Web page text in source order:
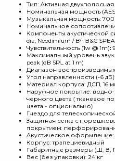
Тип: Активная двухполосная
Номинальная мощность
Музыкальная мощность: 700
Номинальное
Компоненты акустической
dia, Neodimium / BЧ B&C
Чувствительность (1w @ 1m):
Максимальный уровень
peak (dB SPL at 1 m)
Диапазон воспроизводимых
Угол направленности (-6 дБ):
Материал корпуса: ДСП, 16
Наружное покрытие:
черного цвета ( тканевое
цвета - опционально)
Гнездо для
Защитная сетка с
покрытием:
Акустическое
Корпус: трапециевидный
Габаритные размеры (Ш, В,
Вес (без упаковки): 24 кг